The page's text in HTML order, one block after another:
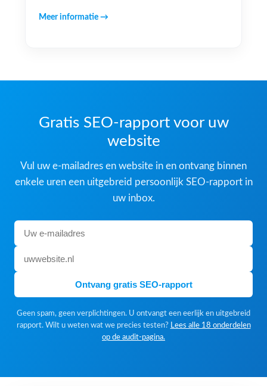
Meer informatie →
Gratis SEO-rapport voor uw
website
Vul uw e-mailadres en website in en ontvang binnen
enkele uren een uitgebreid persoonlijk SEO-rapport in
uw inbox.
Ontvang gratis SEO-rapport
Geen spam, geen verplichtingen. U ontvangt een eerlijk en uitgebreid
rapport. Wilt u weten wat we precies testen? Lees alle 18 onderdelen
op de audit-pagina.